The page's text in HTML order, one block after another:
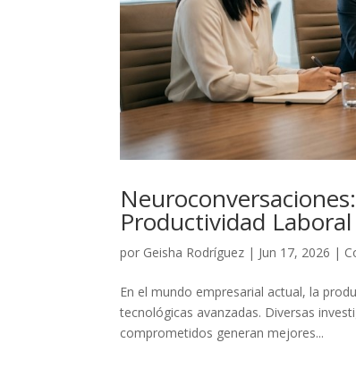
Productividad
por Geisha Rodríguez | Jun 17, 2026 |
En el mundo empresarial actual, la
tecnológicas avanzadas. Diversas
comprometidos generan mejores...